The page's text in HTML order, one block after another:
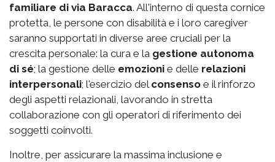
familiare di via Baracca. All'interno di questa cornice
protetta, le persone con disabilità e i loro caregiver
saranno supportati in diverse aree cruciali per la
crescita personale: la cura e la gestione autonoma
di sé; la gestione delle emozioni e delle relazioni
interpersonali; l'esercizio del consenso e il rinforzo
degli aspetti relazionali, lavorando in stretta
collaborazione con gli operatori di riferimento dei
soggetti coinvolti.
Inoltre, per assicurare la massima inclusione e